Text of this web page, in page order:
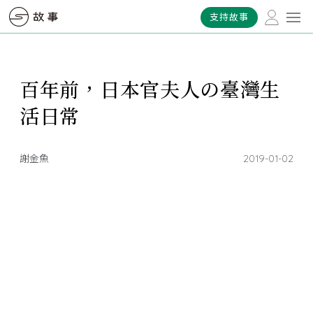
支持故事
百年前，日本官夫人の臺灣生
活日常
謝金魚 2019-01-02